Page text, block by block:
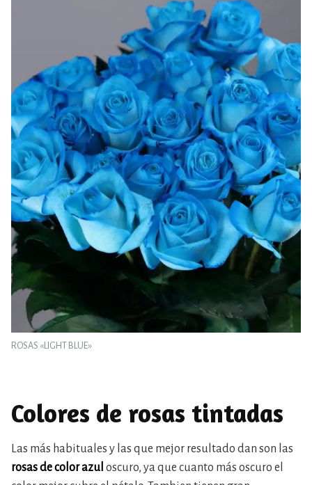
ROSAS «LIGHT BLUE»
Colores de rosas tintadas
Las más habituales y las que mejor resultado dan son las
rosas de color azul oscuro, ya que cuanto más oscuro el